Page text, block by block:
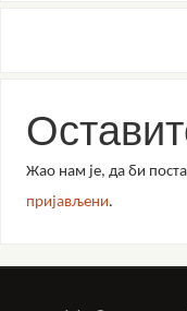
Жао нам је, да би
пријављени.